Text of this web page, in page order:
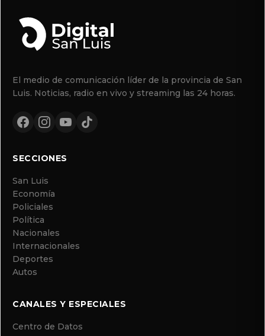
El medio de comunicación líder de la provincia de San
Luis. Noticias, radio en vivo y streaming las 24 horas.
SECCIONES
San Luis
Economía
Policiales
Política
Nacionales
Internacionales
Deportes
Autos
CANALES Y ESPECIALES
Centro de Datos